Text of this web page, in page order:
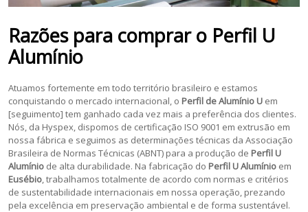
Razões para comprar o Perfil U
Alumínio
Atuamos fortemente em todo território brasileiro e estamos
conquistando o mercado internacional, o Perfil de Alumínio U em
[seguimento] tem ganhado cada vez mais a preferência dos clientes.
Nós, da Hyspex, dispomos de certificação ISO 9001 em extrusão em
nossa fábrica e seguimos as determinações técnicas da Associação
Brasileira de Normas Técnicas (ABNT) para a produção de Perfil U
Alumínio de alta durabilidade. Na fabricação do Perfil U Alumínio em
Eusébio, trabalhamos totalmente de acordo com normas e critérios
de sustentabilidade internacionais em nossa operação, prezando
pela excelência em preservação ambiental e de forma sustentável.